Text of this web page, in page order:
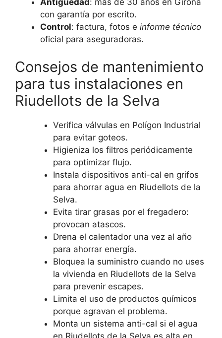
Antigüedad : más de 30 años en Girona
con garantía por escrito.
Control: factura, fotos e informe técnico
oficial para aseguradoras.
Consejos de mantenimiento
para tus instalaciones en
Riudellots de la Selva
Verifica válvulas en Polígon Industrial
para evitar goteos.
Higieniza los filtros periódicamente
para optimizar flujo.
Instala dispositivos anti-cal en grifos
para ahorrar agua en Riudellots de la
Selva.
Evita tirar grasas por el fregadero:
provocan atascos.
Drena el calentador una vez al año
para ahorrar energía.
Bloquea la suministro cuando no uses
la vivienda en Riudellots de la Selva
para prevenir escapes.
Limita el uso de productos químicos
porque agravan el problema.
Monta un sistema anti-cal si el agua
en Riudellots de la Selva es alta en